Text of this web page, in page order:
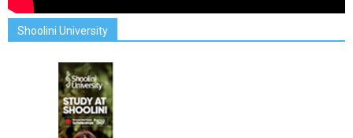
Shoolini University